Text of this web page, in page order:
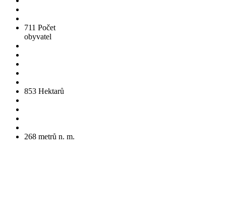
711 Počet
obyvatel
853 Hektarů
268 metrů n. m.